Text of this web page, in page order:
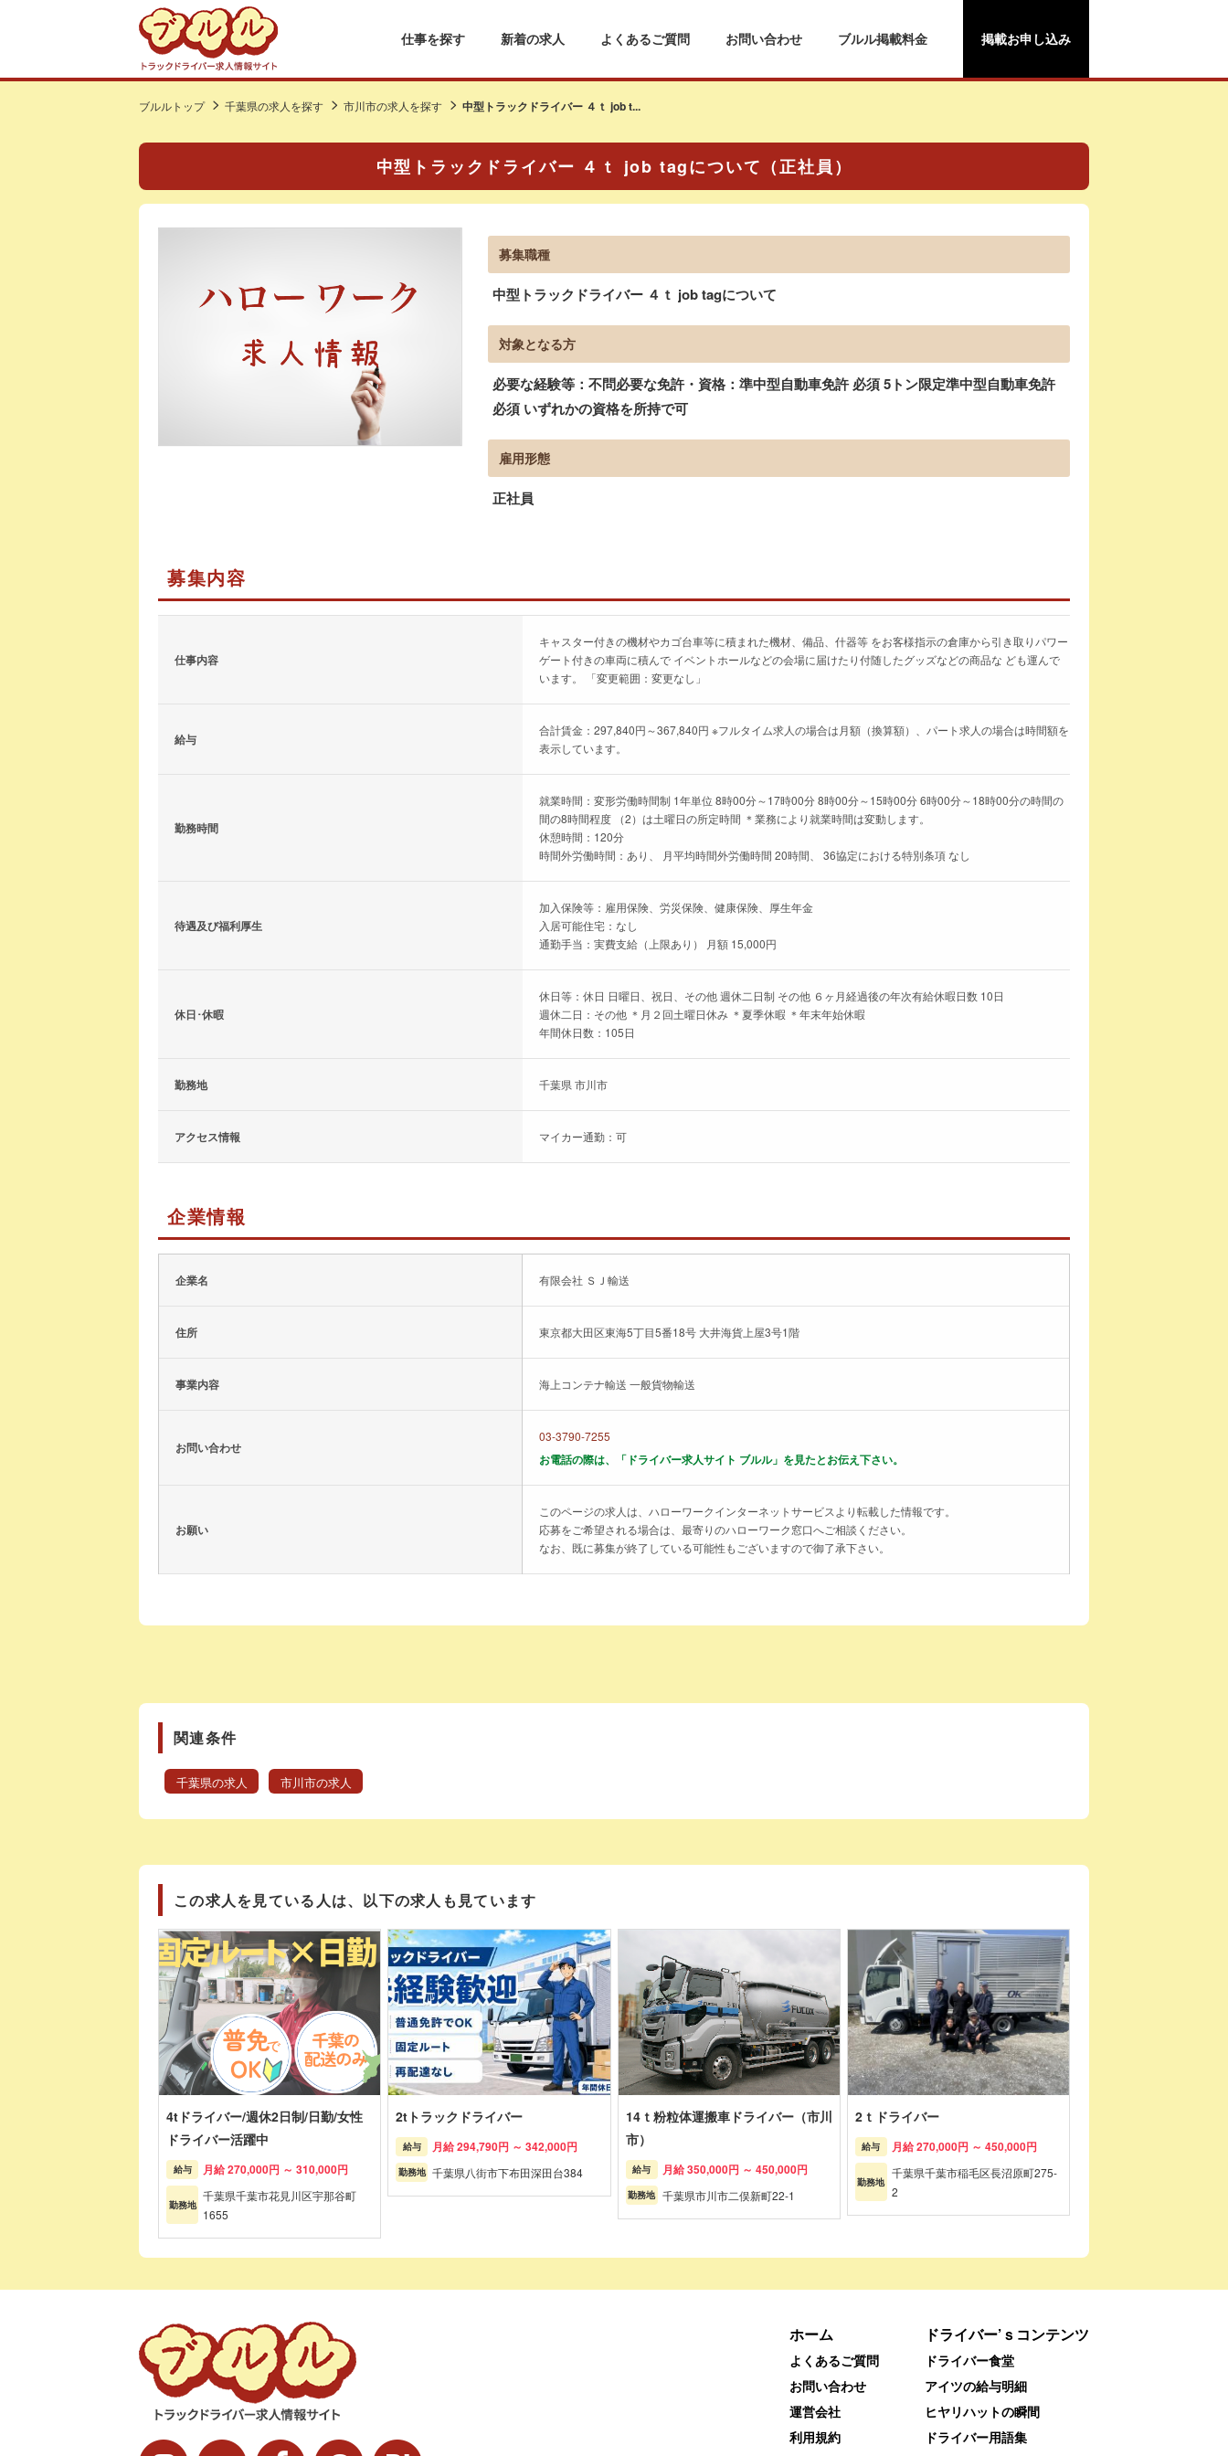
仕事を探す 新着の求人 よくあるご質問 お問い合わせ ブルル掲載料金 掲載お申し込み
ブルルトップ 千葉県の求人を探す 市川市の求人を探す 中型トラックドライバー ４ｔ job t...
中型トラックドライバー ４ｔ job tagについて（正社員）
募集職種
中型トラックドライバー ４ｔ job tagについて
対象となる方
必要な経験等：不問必要な免許・資格：準中型自動車免許 必須 5トン限定準中型自動車免許
必須 いずれかの資格を所持で可
雇用形態
正社員
募集内容
仕事内容
キャスター付きの機材やカゴ台車等に積まれた機材、備品、什器等 をお客様指示の倉庫から引き取りパワー
ゲート付きの車両に積んで イベントホールなどの会場に届けたり付随したグッズなどの商品な ども運んで
います。 「変更範囲：変更なし」
給与
合計賃金：297,840円～367,840円 ※フルタイム求人の場合は月額（換算額）、パート求人の場合は時間額を
表示しています。
勤務時間
就業時間：変形労働時間制 1年単位 8時00分～17時00分 8時00分～15時00分 6時00分～18時00分の時間の
間の8時間程度 （2）は土曜日の所定時間 ＊業務により就業時間は変動します。
休憩時間：120分
時間外労働時間：あり、 月平均時間外労働時間 20時間、 36協定における特別条項 なし
待遇及び福利厚生
加入保険等：雇用保険、労災保険、健康保険、厚生年金
入居可能住宅：なし
通勤手当：実費支給（上限あり） 月額 15,000円
休日･休暇
休日等：休日 日曜日、祝日、その他 週休二日制 その他 ６ヶ月経過後の年次有給休暇日数 10日
週休二日：その他 ＊月２回土曜日休み ＊夏季休暇 ＊年末年始休暇
年間休日数：105日
勤務地 千葉県 市川市
アクセス情報 マイカー通勤：可
企業情報
企業名 有限会社 ＳＪ輸送
住所 東京都大田区東海5丁目5番18号 大井海貨上屋3号1階
事業内容 海上コンテナ輸送 一般貨物輸送
お問い合わせ
03-3790-7255
お電話の際は、「ドライバー求人サイト ブルル」を見たとお伝え下さい。
お願い
このページの求人は、ハローワークインターネットサービスより転載した情報です。
応募をご希望される場合は、最寄りのハローワーク窓口へご相談ください。
なお、既に募集が終了している可能性もございますので御了承下さい。
関連条件
千葉県の求人 市川市の求人
この求人を見ている人は、以下の求人も見ています
4tドライバー/週休2日制/日勤/女性
ドライバー活躍中
給与 月給 270,000円 ～ 310,000円
勤務地
千葉県千葉市花見川区宇那谷町
1655
2tトラックドライバー
給与 月給 294,790円 ～ 342,000円
勤務地 千葉県八街市下布田深田台384
14ｔ粉粒体運搬車ドライバー（市川
市）
給与 月給 350,000円 ～ 450,000円
勤務地 千葉県市川市二俣新町22-1
2ｔドライバー
給与 月給 270,000円 ～ 450,000円
勤務地
千葉県千葉市稲毛区長沼原町275-
2
ホーム
よくあるご質問
お問い合わせ
運営会社
利用規約
ドライバー’ｓコンテンツ
ドライバー食堂
アイツの給与明細
ヒヤリハットの瞬間
ドライバー用語集